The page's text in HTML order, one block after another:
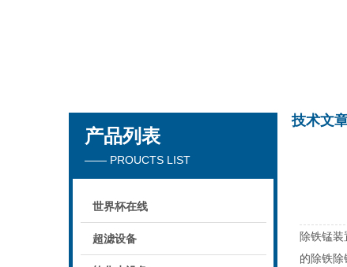
产品列表
—— PROUCTS LIST
世界杯在线
超滤设备
技术文
除铁锰
的除铁